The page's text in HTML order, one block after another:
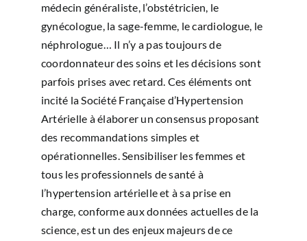
médecin généraliste, l’obstétricien, le
gynécologue, la sage-femme, le cardiologue, le
néphrologue… Il n’y a pas toujours de
coordonnateur des soins et les décisions sont
parfois prises avec retard. Ces éléments ont
incité la Société Française d’Hypertension
Artérielle à élaborer un consensus proposant
des recommandations simples et
opérationnelles. Sensibiliser les femmes et
tous les professionnels de santé à
l’hypertension artérielle et à sa prise en
charge, conforme aux données actuelles de la
science, est un des enjeux majeurs de ce